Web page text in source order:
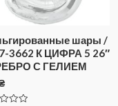
шары /
3662 К ЦИФРА 5 26″
С ГЕЛИЕМ